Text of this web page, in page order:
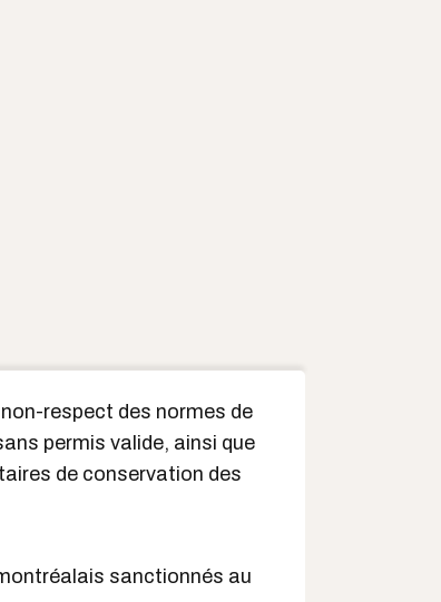
respect des normes de
permis valide, ainsi que
de conservation des
sanctionnés au